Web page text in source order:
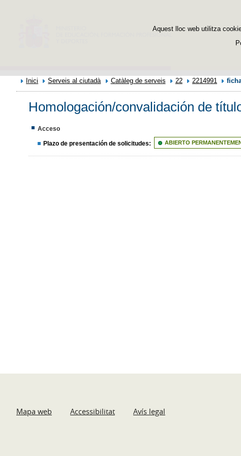
Aquest lloc web utilitza
Inici Serveis al ciutadà Catàleg de serveis 22 2214991
Homologación/convalidación de
Acceso
Plazo de presentación de solicitudes: ABIERTO
Mapa web Accessibilitat Avís legal